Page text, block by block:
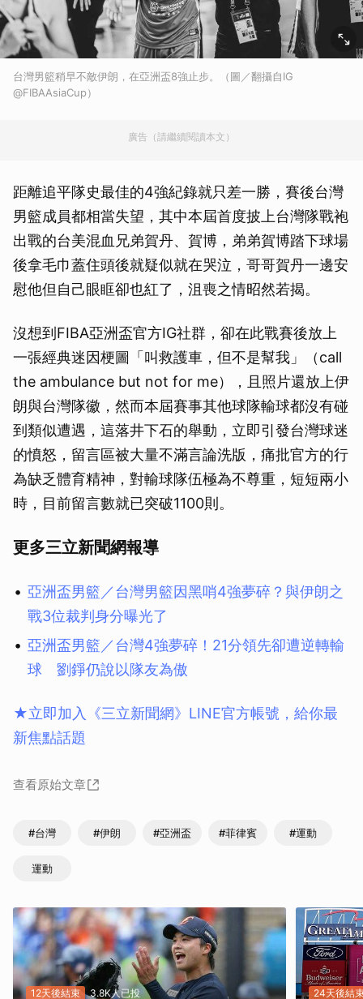
台灣男籃稍早不敵伊朗，在亞洲盃8強止步。（圖／翻攝自IG
@FIBAAsiaCup）
廣告（請繼續閱讀本文）
距離追平隊史最佳的4強紀錄就只差一勝，賽後台灣
男籃成員都相當失望，其中本屆首度披上台灣隊戰袍
出戰的台美混血兄弟賀丹、賀博，弟弟賀博踏下球場
後拿毛巾蓋住頭後就疑似就在哭泣，哥哥賀丹一邊安
慰他但自己眼眶卻也紅了，沮喪之情昭然若揭。
沒想到FIBA亞洲盃官方IG社群，卻在此戰賽後放上
一張經典迷因梗圖「叫救護車，但不是幫我」（call
the ambulance but not for me），且照片還放上伊
朗與台灣隊徽，然而本屆賽事其他球隊輸球都沒有碰
到類似遭遇，這落井下石的舉動，立即引發台灣球迷
的憤怒，留言區被大量不滿言論洗版，痛批官方的行
為缺乏體育精神，對輸球隊伍極為不尊重，短短兩小
時，目前留言數就已突破1100則。
更多三立新聞網報導
亞洲盃男籃／台灣男籃因黑哨4強夢碎？與伊朗之
戰3位裁判身分曝光了
亞洲盃男籃／台灣4強夢碎！21分領先卻遭逆轉輸
球 劉錚仍說以隊友為傲
★立即加入《三立新聞網》LINE官方帳號，給你最
新焦點話題
查看原始文章
#台灣 #伊朗 #亞洲盃 #菲律賓 #運動
運動
12天後結束 3.8K人已投 24天後結